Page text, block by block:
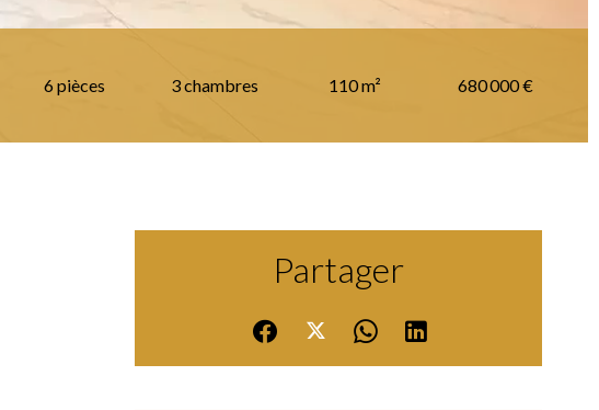
6 pièces 3 chambres 110 m² 680 000 €
Partager